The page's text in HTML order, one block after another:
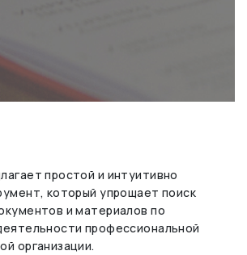
простой и интуитивно
который упрощает поиск
и материалов по
профессиональной
организации.